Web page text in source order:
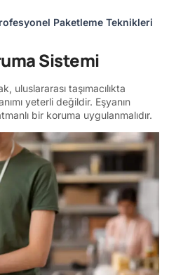
Paketleme Teknikleri
Sistemi
uluslararası taşımacılıkta
yeterli değildir. Eşyanın
bir koruma uygulanmalıdır.